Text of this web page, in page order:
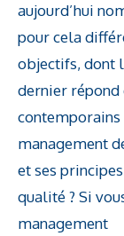
aujourd’hui
pour cela
objectifs, dont
dernier répond
contemporains
management
et ses
qualité ? Si
management